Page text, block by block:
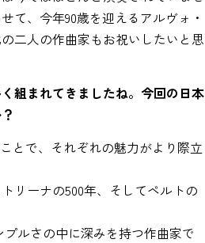
て、今年90歳を迎えるアルヴォ・
二人の作曲家もお祝いしたいと思
組まれてきましたね。今回の日本
とで、それぞれの魅力がより際立
リーナの500年、そしてペルトの
ルさの中に深みを持つ作曲家で